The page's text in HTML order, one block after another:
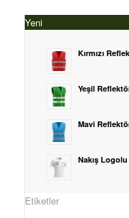
Yeni
Kırmızı
Yeşil
Mavi
Nakış
Etiketler